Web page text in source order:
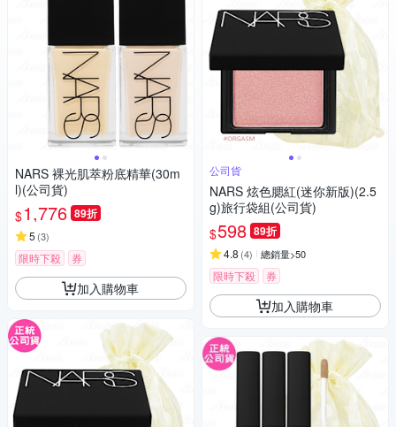
NARS 裸光肌萃粉底精華(30m
l)(公司貨)
$1,776 89折
5 (3)
限時下殺 券
加入購物車
公司貨
NARS 炫色腮紅(迷你新版)(2.5
g)旅行袋組(公司貨)
$598 89折
4.8 (4) 總銷量>50
限時下殺 券
加入購物車